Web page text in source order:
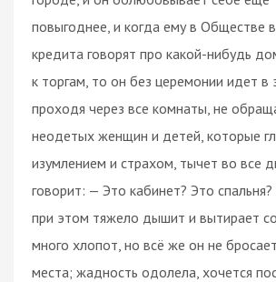
повыгоднее, и когда ему в Обществе
кредита говорят про какой-нибудь
к торгам, то он без церемонии идет в
проходя через все комнаты, не
неодетых женщин и детей, которые
изумлением и страхом, тычет во все
говорит: — Это кабинет? Это
при этом тяжело дышит и вытирает
много хлопот, но всё же он не
места; жадность одолела, хочется